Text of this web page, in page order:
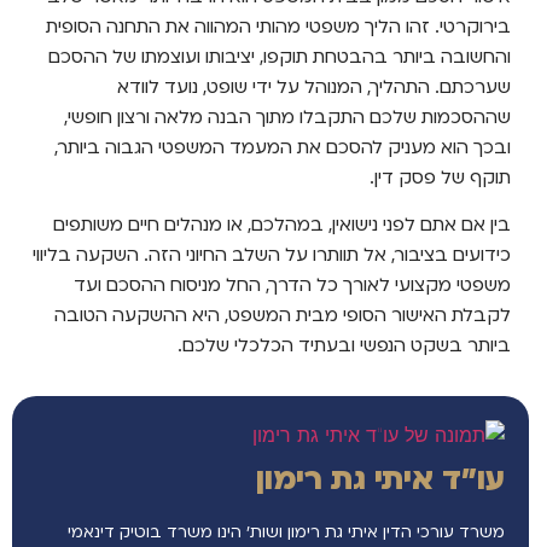
בירוקרטי. זהו הליך משפטי מהותי המהווה את התחנה הסופית
והחשובה ביותר בהבטחת תוקפו, יציבותו ועוצמתו של ההסכם
שערכתם. התהליך, המנוהל על ידי שופט, נועד לוודא
שההסכמות שלכם התקבלו מתוך הבנה מלאה ורצון חופשי,
ובכך הוא מעניק להסכם את המעמד המשפטי הגבוה ביותר,
תוקף של פסק דין.
בין אם אתם לפני נישואין, במהלכם, או מנהלים חיים משותפים
כידועים בציבור, אל תוותרו על השלב החיוני הזה. השקעה בליווי
משפטי מקצועי לאורך כל הדרך, החל מניסוח ההסכם ועד
לקבלת האישור הסופי מבית המשפט, היא ההשקעה הטובה
ביותר בשקט הנפשי ובעתיד הכלכלי שלכם.
עו"ד איתי גת רימון
משרד עורכי הדין איתי גת רימון ושות’ הינו משרד בוטיק דינאמי